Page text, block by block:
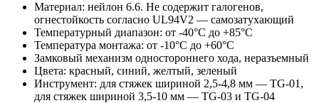
Материал: нейлон 6.6. Не содержит галогенов,
огнестойкость согласно UL94V2 — самозатухающий
Температурный диапазон: от -40°C до +85°C
Температура монтажа: от -10°C до +60°C
Замковый механизм одностороннего хода, неразъемный
Цвета: красный, синий, желтый, зеленый
Инструмент: для стяжек шириной 2,5-4,8 мм — TG-01,
для стяжек шириной 3,5-10 мм — TG-03 и TG-04